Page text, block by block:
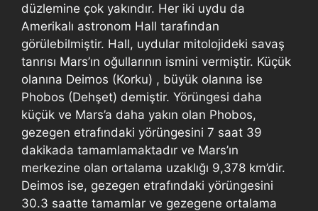
düzlemine çok yakındır. Her iki uydu da
Amerikalı astronom Hall tarafından
görülebilmiştir. Hall, uydular mitolojideki savaş
tanrısı Mars’ın oğullarının ismini vermiştir. Küçük
olanına Deimos (Korku) , büyük olanına ise
Phobos (Dehşet) demiştir. Yörüngesi daha
küçük ve Mars’a daha yakın olan Phobos,
gezegen etrafındaki yörüngesini 7 saat 39
dakikada tamamlamaktadır ve Mars’ın
merkezine olan ortalama uzaklığı 9,378 km’dir.
Deimos ise, gezegen etrafındaki yörüngesini
30.3 saatte tamamlar ve gezegene ortalama